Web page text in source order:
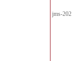
jms-202